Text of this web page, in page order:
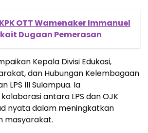
KPK OTT Wamenaker Immanuel
Dugaan Pemerasan
Kepala Divisi Edukasi,
dan Hubungan Kelembagaan
LPS III Sulampua. Ia
antara LPS dan OJK
nyata dalam meningkatkan
masyarakat.